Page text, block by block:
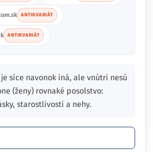
ANTIKVARIÁT
ANTIKVARIÁT
je síce navonok iná, ale vnútri nesú
(ženy) rovnaké posolstvo:
starostlivosti a nehy.